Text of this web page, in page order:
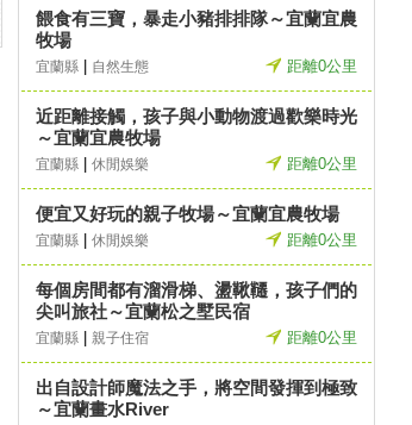
餵食有三寶，暴走小豬排排隊～宜蘭宜農
牧場
宜蘭縣 自然生態 距離0公里
近距離接觸，孩子與小動物渡過歡樂時光
～宜蘭宜農牧場
宜蘭縣 休閒娛樂 距離0公里
便宜又好玩的親子牧場～宜蘭宜農牧場
宜蘭縣 休閒娛樂 距離0公里
每個房間都有溜滑梯、盪鞦韆，孩子們的
尖叫旅社～宜蘭松之墅民宿
宜蘭縣 親子住宿 距離0公里
出自設計師魔法之手，將空間發揮到極致
～宜蘭畫水River